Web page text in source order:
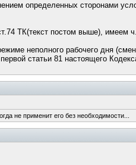
определенных сторонами
ТК(текст постом выше), имеем
неполного рабочего дня
статьи 81 настоящего
не применит его без необходимости...